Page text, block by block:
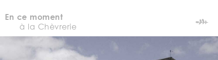
En ce moment
à la Chèvrerie